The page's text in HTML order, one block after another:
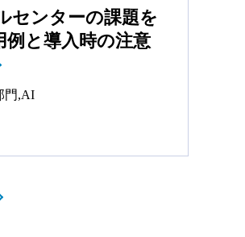
センターの課題を
例と導入時の注意
門,AI